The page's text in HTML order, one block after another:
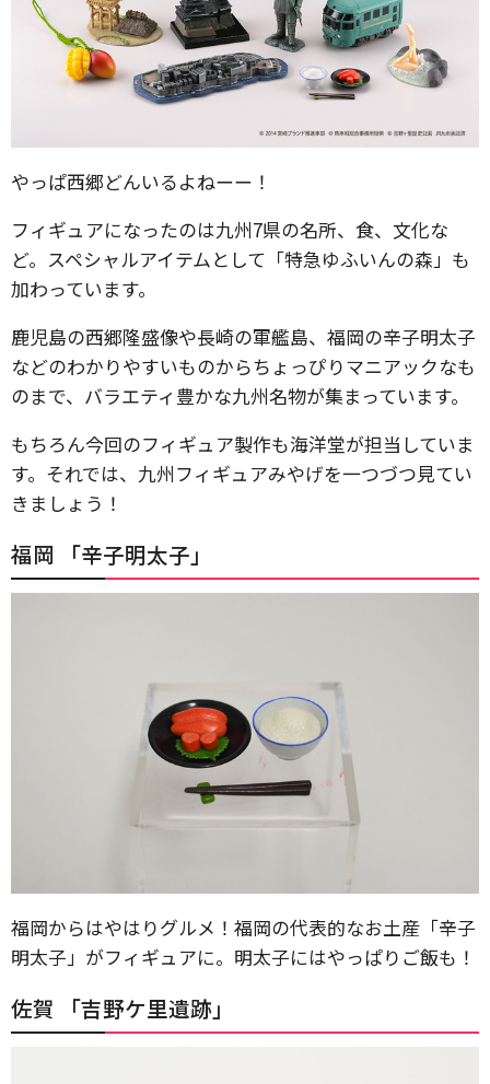
やっぱ西郷どんいるよねーー！
フィギュアになったのは九州7県の名所、食、文化な
ど。スペシャルアイテムとして「特急ゆふいんの森」も
加わっています。
鹿児島の西郷隆盛像や長崎の軍艦島、福岡の辛子明太子
などのわかりやすいものからちょっぴりマニアックなも
のまで、バラエティ豊かな九州名物が集まっています。
もちろん今回のフィギュア製作も海洋堂が担当していま
す。それでは、九州フィギュアみやげを一つづつ見てい
きましょう！
福岡 「辛子明太子」
福岡からはやはりグルメ！福岡の代表的なお土産「辛子
明太子」がフィギュアに。明太子にはやっぱりご飯も！
佐賀 「吉野ケ里遺跡」